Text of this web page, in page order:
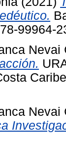
99964-
Nevai
Nevai